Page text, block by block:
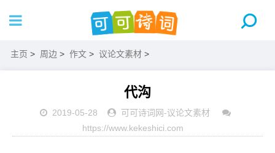
主页 > 周边 > 作文 > 议论文素材 >
代沟
2019-05-28 可可诗词网-议论文素材
https://www.kekeshici.com